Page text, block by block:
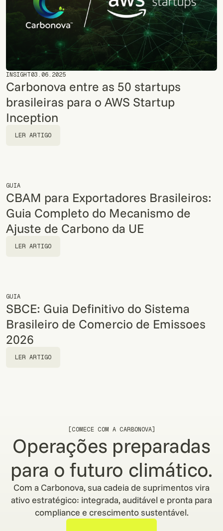
INSIGHT03.06.2025
Carbonova entre as 50 startups
brasileiras para o AWS Startup
Inception
LER ARTIGO
GUIA
CBAM para Exportadores Brasileiros:
Guia Completo do Mecanismo de
Ajuste de Carbono da UE
LER ARTIGO
GUIA
SBCE: Guia Definitivo do Sistema
Brasileiro de Comercio de Emissoes
2026
LER ARTIGO
[COMECE COM A CARBONOVA]
Operações preparadas
para o futuro climático.
Com a Carbonova, sua cadeia de suprimentos vira
ativo estratégico: integrada, auditável e pronta para
compliance e crescimento sustentável.